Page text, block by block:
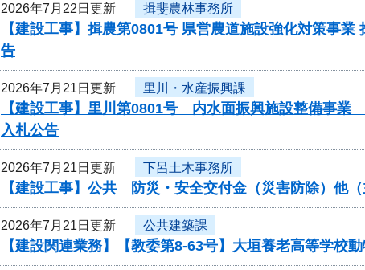
2026年7月22日更新 揖斐農林事務所
【建設工事】揖農第0801号 県営農道施設強化対策事
告
2026年7月21日更新 里川・水産振興課
【建設工事】里川第0801号 内水面振興施設整備事
入札公告
2026年7月21日更新 下呂土木事務所
【建設工事】公共 防災・安全交付金（災害防除）他
2026年7月21日更新 公共建築課
【建設関連業務】【教委第8-63号】大垣養老高等学校